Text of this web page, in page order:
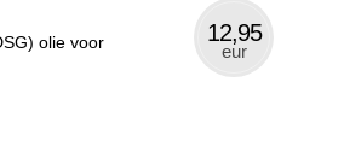
olie voor
12,95
eur